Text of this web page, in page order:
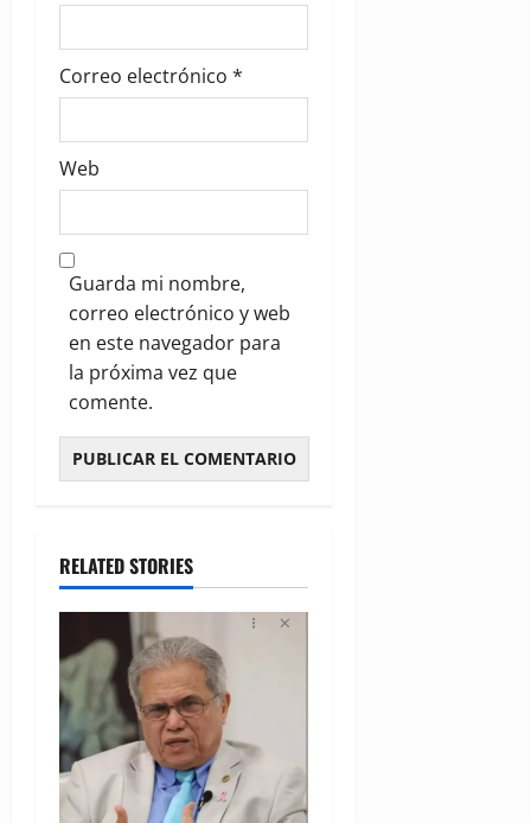
Correo electrónico *
Web
Guarda mi nombre,
correo electrónico y web
en este navegador para
la próxima vez que
comente.
RELATED STORIES